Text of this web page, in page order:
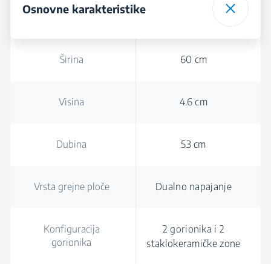
Osnovne karakteristike
Širina 60 cm
Visina 4.6 cm
Dubina 53 cm
Vrsta grejne ploče Dualno napajanje
Konfiguracija
gorionika
2 gorionika i 2
staklokeramičke zone